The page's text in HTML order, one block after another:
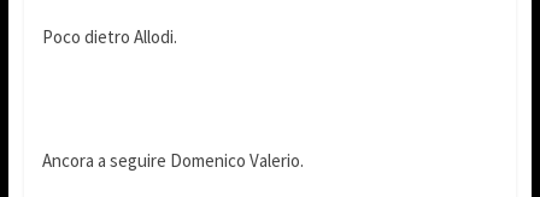
Poco dietro Allodi.
Ancora a seguire Domenico Valerio.